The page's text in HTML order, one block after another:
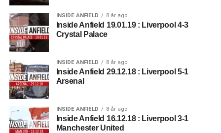
INSIDE ANFIELD 8 år ago
Inside Anfield 19.01.19 : Liverpool 4-3
Crystal Palace
INSIDE ANFIELD 8 år ago
Inside Anfield 29.12.18 : Liverpool 5-1
Arsenal
INSIDE ANFIELD 8 år ago
Inside Anfield 16.12.18 : Liverpool 3-1
Manchester United